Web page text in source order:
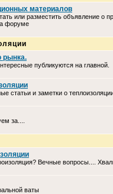
материалов
или разместить объявление о
форуме
рынка.
публикуются на главной.
статьи и заметки о
за....
Вечные вопросы....
ваты